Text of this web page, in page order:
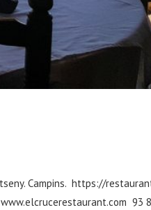
Campins. https://
93